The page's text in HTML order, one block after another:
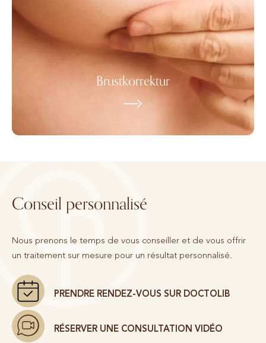
Brustkorrektur
Conseil personnalisé
Nous prenons le temps de vous conseiller et de vous offrir
un traitement sur mesure pour un résultat personnalisé.
PRENDRE RENDEZ-VOUS SUR DOCTOLIB
RÉSERVER UNE CONSULTATION VIDÉO